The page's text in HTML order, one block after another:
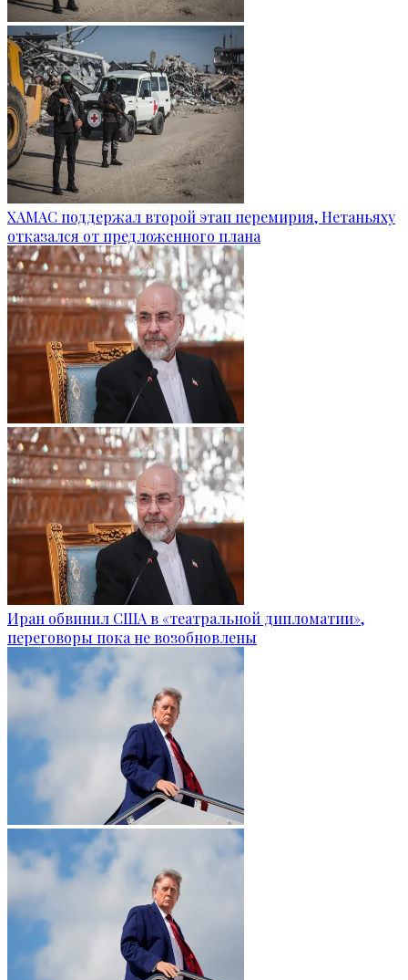
ХАМАС поддержал второй этап перемирия, Нетаньяху
отказался от предложенного плана
Иран обвинил США в «театральной дипломатии»,
переговоры пока не возобновлены